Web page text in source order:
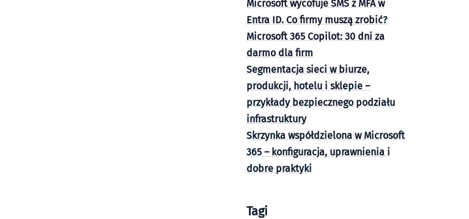
Microsoft wycofuje SMS z MFA w
Entra ID. Co firmy muszą zrobić?
Microsoft 365 Copilot: 30 dni za
darmo dla firm
Segmentacja sieci w biurze,
produkcji, hotelu i sklepie –
przykłady bezpiecznego podziału
infrastruktury
Skrzynka współdzielona w Microsoft
365 – konfiguracja, uprawnienia i
dobre praktyki
Tagi